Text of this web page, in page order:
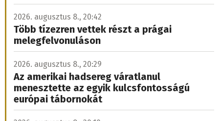
2026. augusztus 8., 20:42
Több tízezren vettek részt a prágai
melegfelvonuláson
2026. augusztus 8., 20:29
Az amerikai hadsereg váratlanul
menesztette az egyik kulcsfontosságú
európai tábornokát